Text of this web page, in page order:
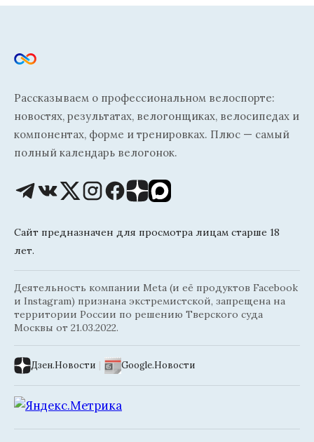
Рассказываем о профессиональном велоспорте:
новостях, результатах, велогонщиках, велосипедах и
компонентах, форме и тренировках. Плюс — самый
полный календарь велогонок.
Сайт предназначен для просмотра лицам старше 18
лет.
Деятельность компании Meta (и её продуктов Facebook
и Instagram) признана экстремистской, запрещена на
территории России по решению Тверского суда
Москвы от 21.03.2022.
Дзен.Новости | Google.Новости